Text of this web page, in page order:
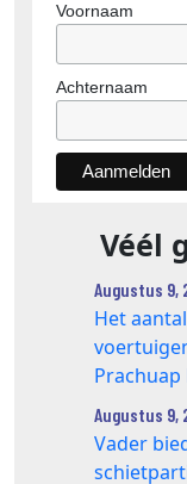
Voornaam
Achternaam
Véél
Augustus 9,
Het
Prachuap
Augustus 9,
Vader